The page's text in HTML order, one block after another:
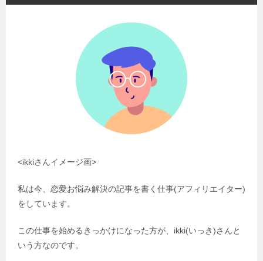
<ikkiさんイメージ画>
私は今、恋愛お悩み解決の記事を書く仕事(アフィリエイター)
をしています。
この仕事を始めるきっかけになった方が、ikki(いっき)さんと
いう方なのです。